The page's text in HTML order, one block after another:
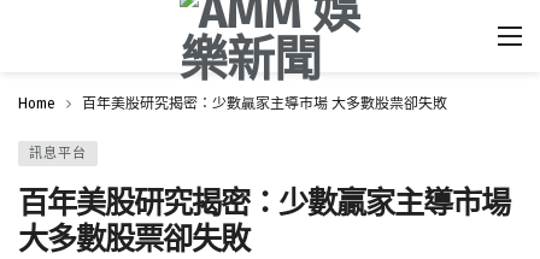
Home 百年美股研究揭密：少數贏家主導市場 大多數股票卻失敗
訊息平台
百年美股研究揭密：少數贏家主導市場
大多數股票卻失敗